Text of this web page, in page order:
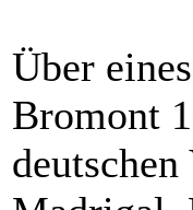
Über
Bromont